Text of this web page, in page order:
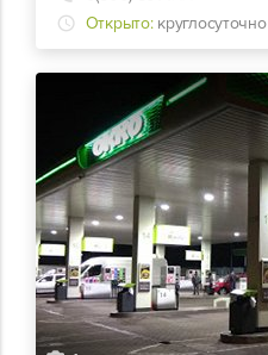
Открыто: круглосуточно